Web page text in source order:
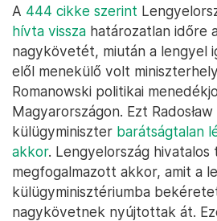
A 444 cikke szerint
hívta vissza határozatlan időre
nagykövetét, miután a lengyel
elől menekülő volt
Romanowski politikai
Magyarországon. Ezt
külügyminiszter barátságtalan
akkor. Lengyelország hivatalos
megfogalmazott akkor, amit a
külügyminisztériumba
nagykövetnek nyújtottak át.